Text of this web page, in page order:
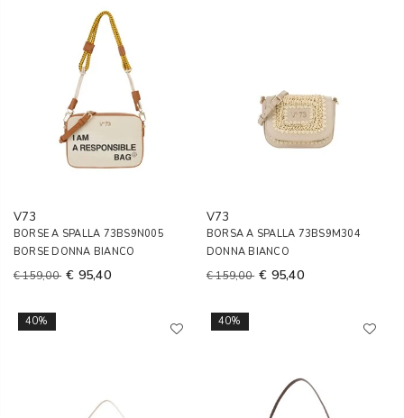
V73
BORSE A SPALLA 73BS9N005
BORSE DONNA BIANCO
€ 159,00 € 95,40
V73
BORSA A SPALLA 73BS9M304
DONNA BIANCO
€ 159,00 € 95,40
40% 40%